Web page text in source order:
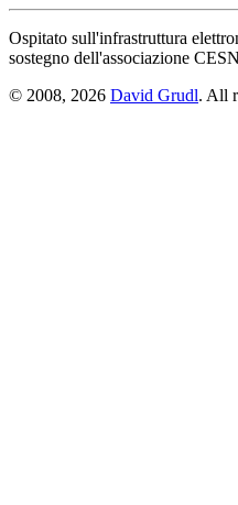
Ospitato sull'infrastruttura
sostegno dell'associazione
© 2008, 2026 David Grudl. All